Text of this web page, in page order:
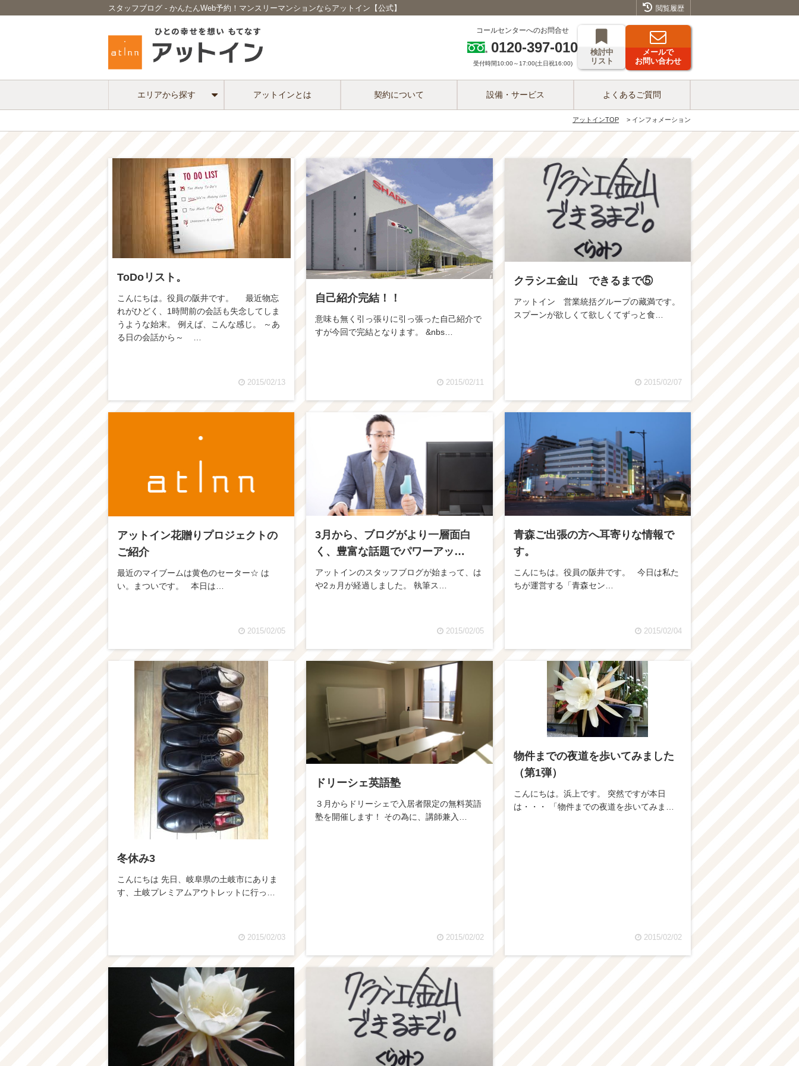
スタッフブログ - かんたんWeb予約！マンスリーマンションならアットイン【公式】 閲覧履歴
コールセンターへのお問合せ
0120-397-010
受付時間10:00～17:00(土日祝16:00)
検討中
リスト
メールで
お問い合わせ
エリアから探す アットインとは 契約について 設備・サービス よくあるご質問
アットインTOP インフォメーション
ToDoリスト。
こんにちは。役員の阪井です。 最近物忘
れがひどく、1時間前の会話も失念してしま
うような始末。 例えば、こんな感じ。 ～あ
る日の会話から～ …
2015/02/13
自己紹介完結！！
意味も無く引っ張りに引っ張った自己紹介で
すが今回で完結となります。 &nbs…
2015/02/11
クラシエ金山 できるまで⑤
アットイン 営業統括グループの藏満です。
スプーンが欲しくて欲しくてずっと食…
2015/02/07
アットイン花贈りプロジェクトの
ご紹介
最近のマイブームは黄色のセーター☆ は
い。まついです。 本日は…
2015/02/05
3月から、ブログがより一層面白
く、豊富な話題でパワーアッ…
アットインのスタッフブログが始まって、は
や2ヵ月が経過しました。 執筆ス…
2015/02/05
青森ご出張の方へ耳寄りな情報で
す。
こんにちは。役員の阪井です。 今日は私た
ちが運営する「青森セン…
2015/02/04
冬休み3
こんにちは 先日、岐阜県の土岐市にありま
す、土岐プレミアムアウトレットに行っ…
2015/02/03
ドリーシェ英語塾
３月からドリーシェで入居者限定の無料英語
塾を開催します！ その為に、講師兼入…
2015/02/02
物件までの夜道を歩いてみました
（第1弾）
こんにちは。浜上です。 突然ですが本日
は・・・ 「物件までの夜道を歩いてみま…
2015/02/02